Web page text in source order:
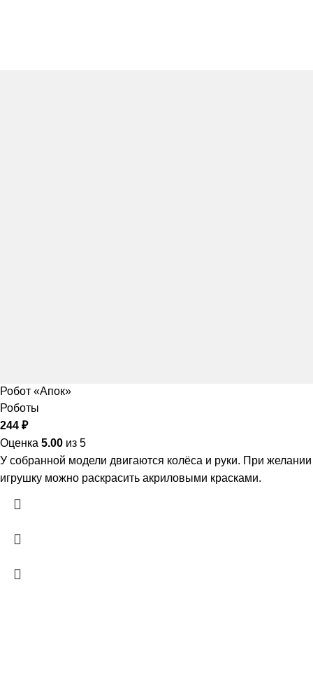
Робот «Апок»
Роботы
244 ₽
Оценка 5.00 из 5
У собранной модели двигаются колёса и руки. При желании
игрушку можно раскрасить акриловыми красками.